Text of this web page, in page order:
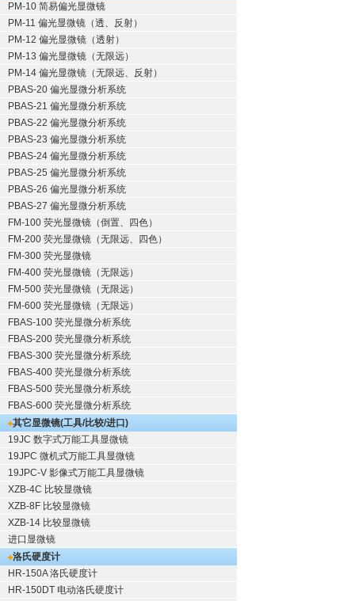
PM-10 简易偏光显微镜
PM-11 偏光显微镜（透、反射）
PM-12 偏光显微镜（透射）
PM-13 偏光显微镜（无限远）
PM-14 偏光显微镜（无限远、反射）
PBAS-20 偏光显微分析系统
PBAS-21 偏光显微分析系统
PBAS-22 偏光显微分析系统
PBAS-23 偏光显微分析系统
PBAS-24 偏光显微分析系统
PBAS-25 偏光显微分析系统
PBAS-26 偏光显微分析系统
PBAS-27 偏光显微分析系统
FM-100 荧光显微镜（倒置、四色）
FM-200 荧光显微镜（无限远、四色）
FM-300 荧光显微镜
FM-400 荧光显微镜（无限远）
FM-500 荧光显微镜（无限远）
FM-600 荧光显微镜（无限远）
FBAS-100 荧光显微分析系统
FBAS-200 荧光显微分析系统
FBAS-300 荧光显微分析系统
FBAS-400 荧光显微分析系统
FBAS-500 荧光显微分析系统
FBAS-600 荧光显微分析系统
其它显微镜(工具/比较/进口)
19JC 数字式万能工具显微镜
19JPC 微机式万能工具显微镜
19JPC-V 影像式万能工具显微镜
XZB-4C 比较显微镜
XZB-8F 比较显微镜
XZB-14 比较显微镜
进口显微镜
洛氏硬度计
HR-150A 洛氏硬度计
HR-150DT 电动洛氏硬度计